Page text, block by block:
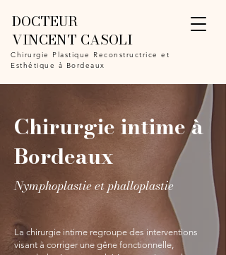
DOCTEUR
VINCENT CASOLI
Chirurgie Plastique Reconstructrice et
Esthétique à Bordeaux
Chirurgie intime à
Bordeaux
Nymphoplastie et phalloplastie
La chirurgie intime regroupe des interventions
visant à corriger une gêne fonctionnelle,